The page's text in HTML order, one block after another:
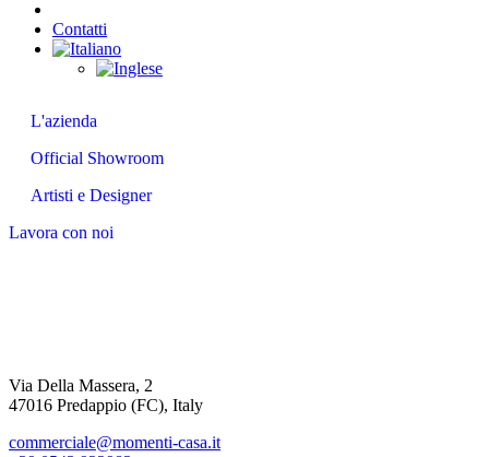
Contatti
L'azienda
Official Showroom
Artisti e Designer
Lavora con noi
Via Della Massera, 2
47016 Predappio (FC), Italy
commerciale@momenti-casa.it